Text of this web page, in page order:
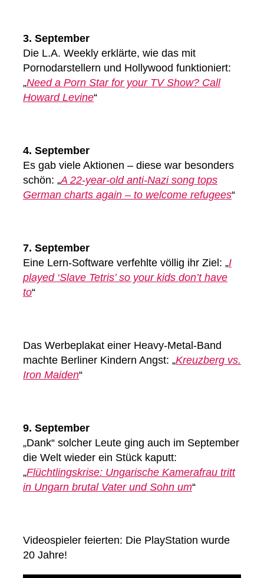
3. September
Die L.A. Weekly erklärte, wie das mit
Pornodarstellern und Hollywood funktioniert:
„Need a Porn Star for your TV Show? Call
Howard Levine“
4. September
Es gab viele Aktionen – diese war besonders
schön: „A 22-year-old anti-Nazi song tops
German charts again – to welcome refugees“
7. September
Eine Lern-Software verfehlte völlig ihr Ziel: „I
played ‘Slave Tetris’ so your kids don’t have
to“
Das Werbeplakat einer Heavy-Metal-Band
machte Berliner Kindern Angst: „Kreuzberg vs.
Iron Maiden“
9. September
„Dank“ solcher Leute ging auch im September
die Welt wieder ein Stück kaputt:
„Flüchtlingskrise: Ungarische Kamerafrau tritt
in Ungarn brutal Vater und Sohn um“
Videospieler feierten: Die PlayStation wurde
20 Jahre!